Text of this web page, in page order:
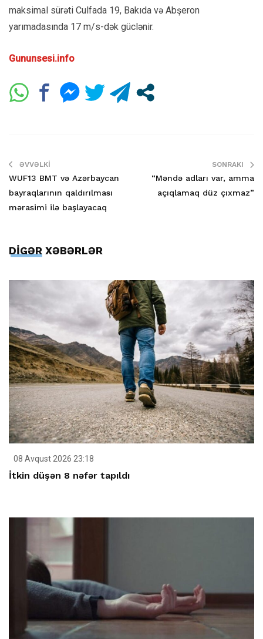
maksimal sürəti Culfada 19, Bakıda və Abşeron
yarımadasında 17 m/s-dək güclənir.
Gununsesi.info
ƏVVƏLKI
WUF13 BMT və Azərbaycan
bayraqlarının qaldırılması
mərasimi ilə başlayacaq
SONRAKI
“Məndə adları var, amma
açıqlamaq düz çıxmaz”
DİGƏR XƏBƏRLƏR
08 Avqust 2026 23:18
İtkin düşən 8 nəfər tapıldı